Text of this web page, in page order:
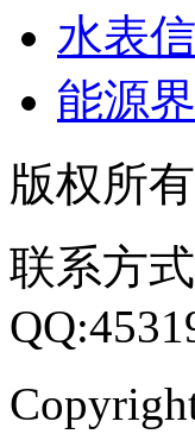
水表
能源界
版权所
联系方